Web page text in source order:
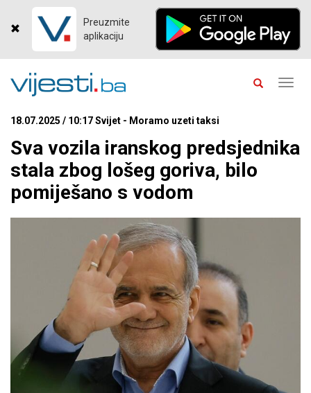
Preuzmite
aplikaciju
18.07.2025 / 10:17 Svijet - Moramo uzeti taksi
Sva vozila iranskog predsjednika
stala zbog lošeg goriva, bilo
pomiješano s vodom